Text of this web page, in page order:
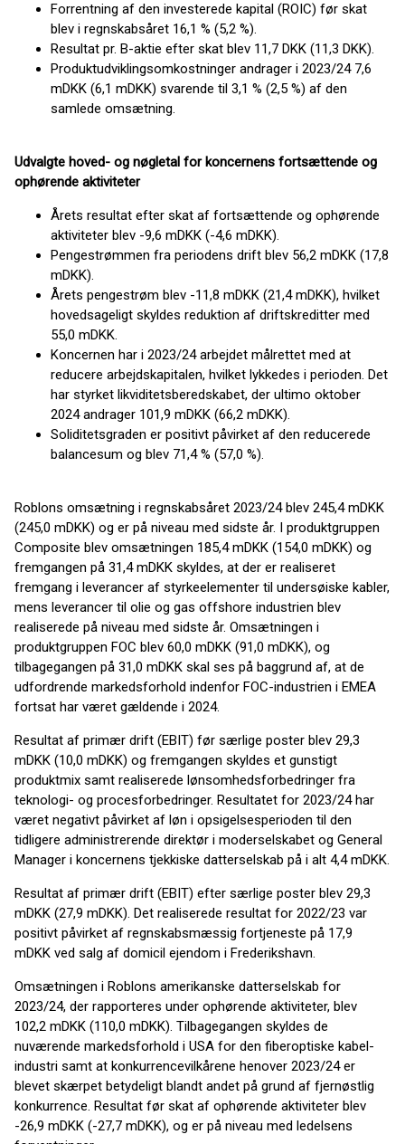
Forrentning af den investerede kapital (ROIC) før skat
blev i regnskabsåret 16,1 % (5,2 %).
Resultat pr. B-aktie efter skat blev 11,7 DKK (11,3 DKK).
Produktudviklingsomkostninger andrager i 2023/24 7,6
mDKK (6,1 mDKK) svarende til 3,1 % (2,5 %) af den
samlede omsætning.
Udvalgte hoved- og nøgletal for koncernens fortsættende og
ophørende aktiviteter
Årets resultat efter skat af fortsættende og ophørende
aktiviteter blev -9,6 mDKK (-4,6 mDKK).
Pengestrømmen fra periodens drift blev 56,2 mDKK (17,8
mDKK).
Årets pengestrøm blev -11,8 mDKK (21,4 mDKK), hvilket
hovedsageligt skyldes reduktion af driftskreditter med
55,0 mDKK.
Koncernen har i 2023/24 arbejdet målrettet med at
reducere arbejdskapitalen, hvilket lykkedes i perioden. Det
har styrket likviditetsberedskabet, der ultimo oktober
2024 andrager 101,9 mDKK (66,2 mDKK).
Soliditetsgraden er positivt påvirket af den reducerede
balancesum og blev 71,4 % (57,0 %).
Roblons omsætning i regnskabsåret 2023/24 blev 245,4 mDKK
(245,0 mDKK) og er på niveau med sidste år. I produktgruppen
Composite blev omsætningen 185,4 mDKK (154,0 mDKK) og
fremgangen på 31,4 mDKK skyldes, at der er realiseret
fremgang i leverancer af styrkeelementer til undersøiske kabler,
mens leverancer til olie og gas offshore industrien blev
realiserede på niveau med sidste år. Omsætningen i
produktgruppen FOC blev 60,0 mDKK (91,0 mDKK), og
tilbagegangen på 31,0 mDKK skal ses på baggrund af, at de
udfordrende markedsforhold indenfor FOC-industrien i EMEA
fortsat har været gældende i 2024.
Resultat af primær drift (EBIT) før særlige poster blev 29,3
mDKK (10,0 mDKK) og fremgangen skyldes et gunstigt
produktmix samt realiserede lønsomhedsforbedringer fra
teknologi- og procesforbedringer. Resultatet for 2023/24 har
været negativt påvirket af løn i opsigelsesperioden til den
tidligere administrerende direktør i moderselskabet og General
Manager i koncernens tjekkiske datterselskab på i alt 4,4 mDKK.
Resultat af primær drift (EBIT) efter særlige poster blev 29,3
mDKK (27,9 mDKK). Det realiserede resultat for 2022/23 var
positivt påvirket af regnskabsmæssig fortjeneste på 17,9
mDKK ved salg af domicil ejendom i Frederikshavn.
Omsætningen i Roblons amerikanske datterselskab for
2023/24, der rapporteres under ophørende aktiviteter, blev
102,2 mDKK (110,0 mDKK). Tilbagegangen skyldes de
nuværende markedsforhold i USA for den fiberoptiske kabel­
industri samt at konkurrencevilkårene henover 2023/24 er
blevet skærpet betydeligt blandt andet på grund af fjernøstlig
konkurrence. Resultat før skat af ophørende aktiviteter blev
-26,9 mDKK (-27,7 mDKK), og er på niveau med ledelsens